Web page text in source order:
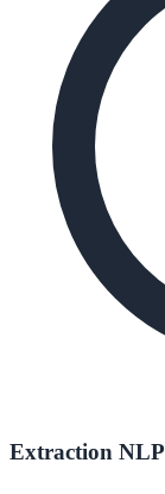
Extraction NLP